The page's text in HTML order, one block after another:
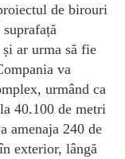
de birouri
ar urma să fie
va
urmând ca
40.100 de metri
amenaja 240 de
exterior, lângă